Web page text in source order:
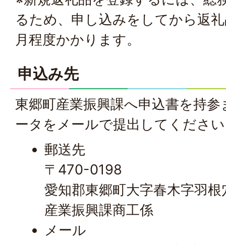
るため、申し込みをしてから返
月程度かかります。
申込み先
東郷町産業振興課へ申込書を持
ータをメールで提出してくださ
郵送先
〒470-0198
愛知郡東郷町大字春木字羽根
産業振興課商工係
メール